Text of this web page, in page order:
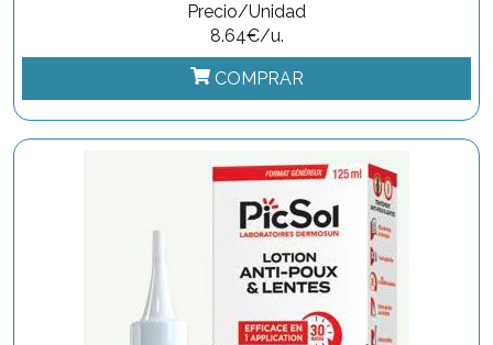
Precio/Unidad
8.64€/u.
COMPRAR